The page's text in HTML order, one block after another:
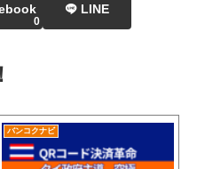
0
LINE
バンコクナビ